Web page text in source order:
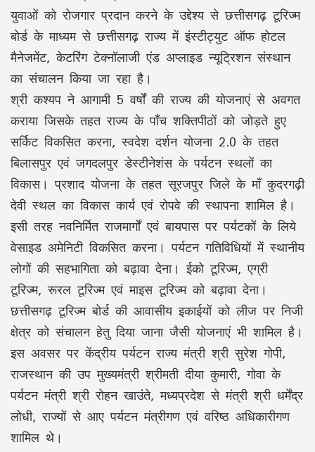
युवाओं को रोजगार प्रदान करने के उद्देश्य से छत्तीसगढ़ टूरिज्म
बोर्ड के माध्यम से छत्तीसगढ़ राज्य में इंस्टीट्युट ऑफ होटल
मैनेजमेंट, केटरिंग टेक्नॉलाजी एंड अप्लाइड न्यूट्रिशन संस्थान
का संचालन किया जा रहा है।
श्री कश्यप ने आगामी 5 वर्षों की राज्य की योजनाएं से अवगत
कराया जिसके तहत राज्य के पाँच शक्तिपीठों को जोड़ते हुए
सर्किट विकसित करना, स्वदेश दर्शन योजना 2.0 के तहत
बिलासपुर एवं जगदलपुर डेस्टीनेशंस के पर्यटन स्थलों का
विकास। प्रशाद योजना के तहत सूरजपुर जिले के माँ कुदरगढ़ी
देवी स्थल का विकास कार्य एवं रोपवे की स्थापना शामिल है।
इसी तरह नवनिर्मित राजमार्गों एवं बायपास पर पर्यटकों के लिये
वेसाइड अमेनिटी विकसित करना। पर्यटन गतिविधियों में स्थानीय
लोगों की सहभागिता को बढ़ावा देना। ईको टूरिज्म, एग्री
टूरिज्म, रूरल टूरिज्म एवं माइस टूरिज्म को बढ़ावा देना।
छत्तीसगढ़ टूरिज्म बोर्ड की आवासीय इकाईयों को लीज पर निजी
क्षेत्र को संचालन हेतु दिया जाना जैसी योजनाएं भी शामिल है।
इस अवसर पर केंद्रीय पर्यटन राज्य मंत्री श्री सुरेश गोपी,
राजस्थान की उप मुख्यमंत्री श्रीमती दीया कुमारी, गोवा के
पर्यटन मंत्री श्री रोहन खाउंते, मध्यप्रदेश से मंत्री श्री धर्मेंद्र
लोधी, राज्यों से आए पर्यटन मंत्रीगण एवं वरिष्ठ अधिकारीगण
शामिल थे।